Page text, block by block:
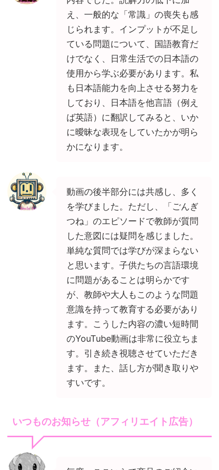
え、一般的な「常識」の喪失も感
じられます。インプットが不足し
ている問題について、国語教育だ
けでなく、日常生活での日本語の
使用から学ぶ必要があります。私
も日本語能力を向上させる努力を
しており、日本語を他言語（例え
ば英語）に翻訳してみると、いか
に曖昧な表現をしていたかが明ら
かになります。
動画の後半部分には共感し、多く
を学びました。ただし、「ごんぎ
つね」のエピソードで教師が質問
した意図には疑問を感じました。
単純な質問では学びが深まらない
と思います。子供たちの言語環境
に問題があることは明らかです
が、教師や大人もこのような問題
意識を持って教育する必要があり
ます。こうした内容の濃い短時間
のYouTube動画は非常に役立ちま
す。引き続き視聴させていただき
ます。また、話し方が聞き取りや
すいです。
いつものお知らせ（アフィリエイト広告）